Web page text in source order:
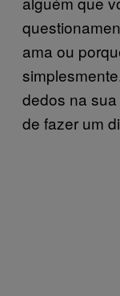
ama ou
dedos na
de fazer um